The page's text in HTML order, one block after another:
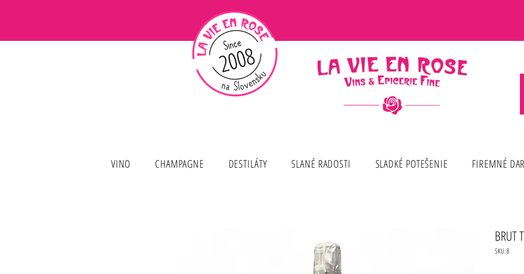
BRUT
SKU: 8
VINO CHAMPAGNE DESTILÁTY SLANÉ RADOSTI SLADKÉ POTEŠENIE FIREMNÉ